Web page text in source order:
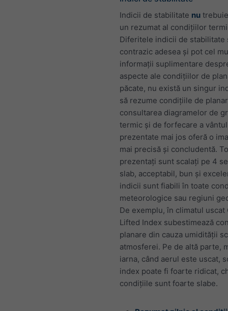
Indicii de stabilitate nu
un rezumat al condițiilor
Diferitele indicii de stabilitate
contrazic adesea și pot cel
informații suplimentare
aspecte ale condițiilor de
păcate, nu există un singur
să rezume condițiile de
consultarea diagramelor de
termic și de forfecare a
prezentate mai jos oferă o
mai precisă și concludentă.
prezentați sunt scalați pe 4
slab, acceptabil, bun și
indicii sunt fiabili în toate
meteorologice sau regiuni
De exemplu, în climatul uscat
Lifted Index subestimează
planare din cauza umidității
atmosferei. Pe de altă parte,
iarna, când aerul este uscat,
index poate fi foarte ridicat,
condițiile sunt foarte slabe.